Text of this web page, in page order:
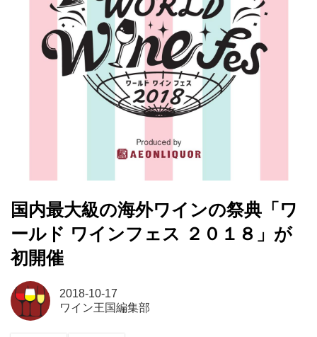
国内最大級の海外ワインの祭典「ワ
ールド ワインフェス ２０１８」が
初開催
2018-10-17
ワイン王国編集部